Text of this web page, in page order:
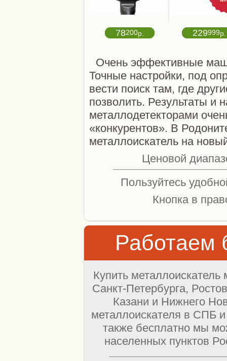
78200р. 229999р.
Очень эффективные
Точные настройки, под
вести поиск там, где
позволить. Результаты и
металлодетекторами
«конкурентов». В
металлоискатель на
Ценовой
Пользуйтесь
Кнопка в
Работаем
Купить
Санкт-Петербурга,
Казани и Нижнего
металлоискателя в СПБ
также бесплатно мы
населенных пунктов